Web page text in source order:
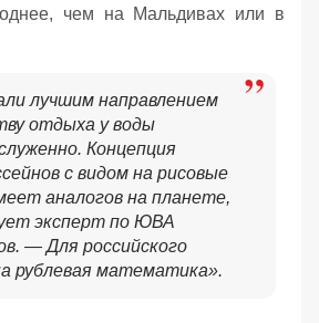
чем на Мальдивах или в
лучшим направлением
отдыха у воды
Концепция
с видом на рисовые
аналогов на планете,
эксперт по ЮВА
— Для российского
рублевая математика».